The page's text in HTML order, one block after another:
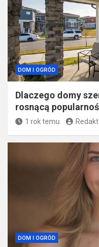
DOM I OGRÓD
Dlaczego domy
rosnącą
1 rok temu
DOM I OGRÓD